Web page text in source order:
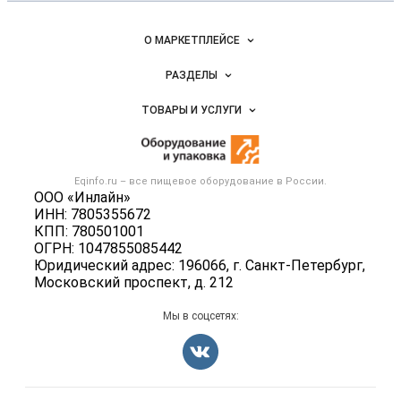
Важные разделы и контакты
Eqinfo.ru – все пищевое оборудование в России.
ООО «Инлайн»
ИНН: 7805355672
КПП: 780501001
ОГРН: 1047855085442
Юридический адрес: 196066, г. Санкт-Петербург,
Московский проспект, д. 212
Навигация по сайтуО МАРКЕТПЛЕЙСЕ
Новости Eqinfo.ru
Размещение рекламы
Публичная оферта
Контактная информация
Политика обработки персональных данных
РАЗДЕЛЫ
Объявления
Вакансии
Блог
ТОВАРЫ И УСЛУГИ
Оборудование для пищепрома
Тара и упаковка
Б/у оборудование
Информация о компаниях
Добавить объявление
Карта объявлений
Мы в соцсетях: